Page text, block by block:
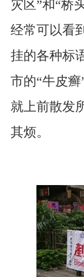
灾区”和“桥
经常可以看
挂的各种标
市的“牛皮癣
就上前散发
其烦。